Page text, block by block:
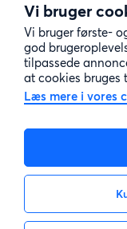
Vi bruger
Vi bruger første-
god
tilpassede
at cookies bruges
Læs mere i vores
Behandling af
Cookiepolitik
Sitemap
E-mail: